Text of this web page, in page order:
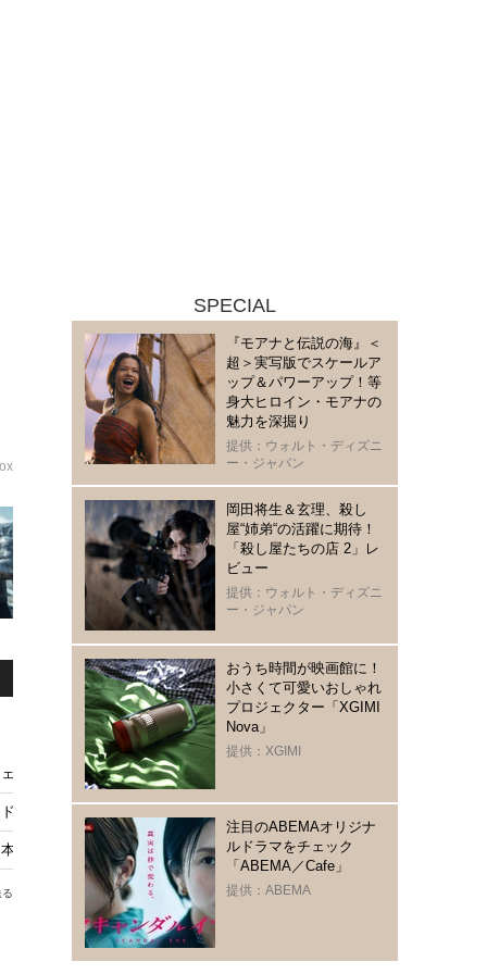
アコレクション発売
ゥームズデイ』への出演を匂わせか？
陸！破天荒な無責任＜R指定＞ヒーローを推すしかない理由
SPECIAL
『モアナと伝説の海』＜
超＞実写版でスケールア
ップ＆パワーアップ！等
身大ヒロイン・モアナの
魅力を深掘り
提供：ウォルト・ディズニ
ー・ジャパン
岡田将生＆玄理、殺し
屋“姉弟“の活躍に期待！
「殺し屋たちの店 2」レ
ビュー
提供：ウォルト・ディズニ
ー・ジャパン
おうち時間が映画館に！
小さくて可愛いおしゃれ
プロジェクター「XGIMI
Nova」
提供：XGIMI
注目のABEMAオリジナ
ルドラマをチェック
「ABEMA／Cafe」
提供：ABEMA